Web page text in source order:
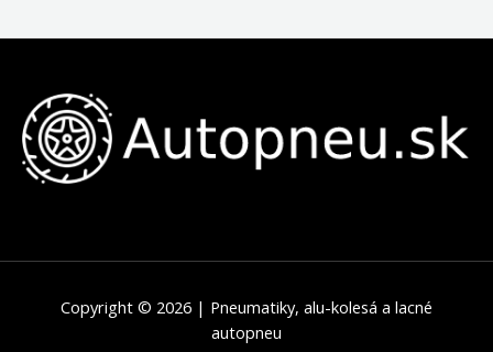
Copyright © 2026 | Pneumatiky, alu-kolesá a lacné
autopneu